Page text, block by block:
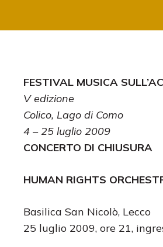
FESTIVAL MUSICA
V edizione
Colico, Lago di Como
4 – 25 luglio 2009
CONCERTO DI CHIUSURA
HUMAN RIGHTS
Basilica San Nicolò, Lecco
25 luglio 2009, ore 21,